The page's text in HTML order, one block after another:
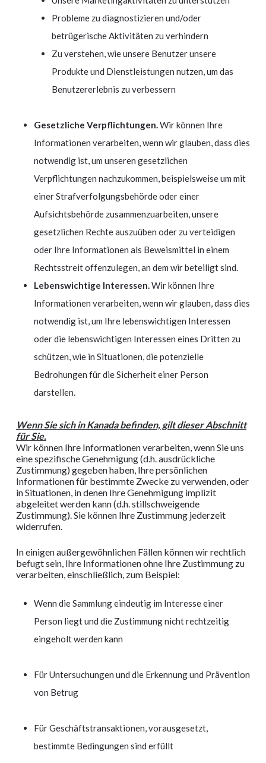
Probleme zu diagnostizieren und/oder
betrügerische Aktivitäten zu verhindern
Zu verstehen, wie unsere Benutzer unsere
Produkte und Dienstleistungen nutzen, um das
Benutzererlebnis zu verbessern
Gesetzliche Verpflichtungen.Wir können Ihre
Informationen verarbeiten, wenn wir glauben, dass dies
notwendig ist, um unseren gesetzlichen
Verpflichtungen nachzukommen, beispielsweise um mit
einer Strafverfolgungsbehörde oder einer
Aufsichtsbehörde zusammenzuarbeiten, unsere
gesetzlichen Rechte auszuüben oder zu verteidigen
oder Ihre Informationen als Beweismittel in einem
Rechtsstreit offenzulegen, an dem wir beteiligt sind.
Lebenswichtige Interessen.Wir können Ihre
Informationen verarbeiten, wenn wir glauben, dass dies
notwendig ist, um Ihre lebenswichtigen Interessen
oder die lebenswichtigen Interessen eines Dritten zu
schützen, wie in Situationen, die potenzielle
Bedrohungen für die Sicherheit einer Person
darstellen.
Wenn Sie sich in Kanada befinden, gilt dieser Abschnitt
für Sie.
Wir können Ihre Informationen verarbeiten, wenn Sie uns
eine spezifische Genehmigung (d.h. ausdrückliche
Zustimmung) gegeben haben, Ihre persönlichen
Informationen für bestimmte Zwecke zu verwenden, oder
in Situationen, in denen Ihre Genehmigung implizit
abgeleitet werden kann (d.h. stillschweigende
Zustimmung). Sie können Ihre Zustimmung jederzeit
widerrufen.
In einigen außergewöhnlichen Fällen können wir rechtlich
befugt sein, Ihre Informationen ohne Ihre Zustimmung zu
verarbeiten, einschließlich, zum Beispiel:
Wenn die Sammlung eindeutig im Interesse einer
Person liegt und die Zustimmung nicht rechtzeitig
eingeholt werden kann
Für Untersuchungen und die Erkennung und Prävention
von Betrug
Für Geschäftstransaktionen, vorausgesetzt,
bestimmte Bedingungen sind erfüllt